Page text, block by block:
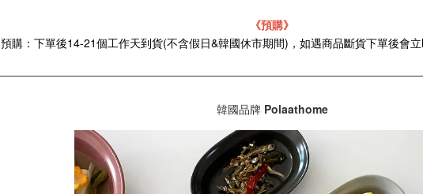
《預購》
預購：下單後14-21個工作天到貨(不含假日&韓國休市期間)，如遇商品斷貨下單後會立
韓國品牌 Polaathome